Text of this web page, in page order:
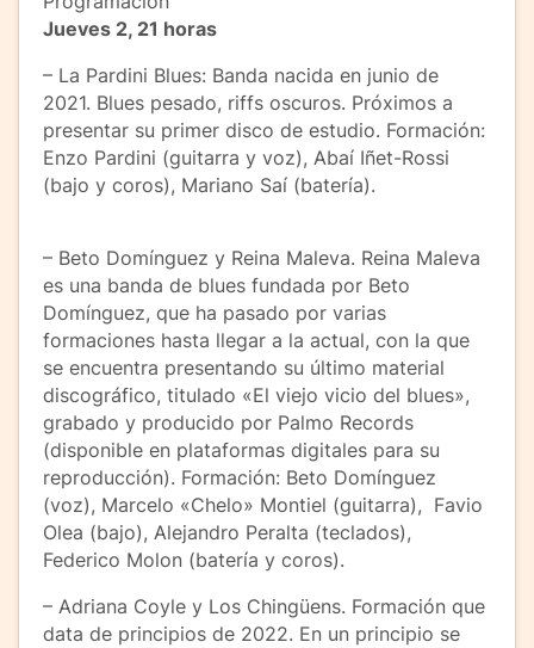
Jueves 2, 21 horas
– La Pardini Blues: Banda nacida en junio de
2021. Blues pesado, riffs oscuros. Próximos a
presentar su primer disco de estudio. Formación:
Enzo Pardini (guitarra y voz), Abaí Iñet-Rossi
(bajo y coros), Mariano Saí (batería).
– Beto Domínguez y Reina Maleva. Reina Maleva
es una banda de blues fundada por Beto
Domínguez, que ha pasado por varias
formaciones hasta llegar a la actual, con la que
se encuentra presentando su último material
discográfico, titulado «El viejo vicio del blues»,
grabado y producido por Palmo Records
(disponible en plataformas digitales para su
reproducción). Formación: Beto Domínguez
(voz), Marcelo «Chelo» Montiel (guitarra), Favio
Olea (bajo), Alejandro Peralta (teclados),
Federico Molon (batería y coros).
– Adriana Coyle y Los Chingüens. Formación que
data de principios de 2022. En un principio se